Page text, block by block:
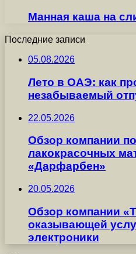
Манная каша на
Последние записи
05.08.2026
Лето в ОАЭ: как
незабываемый
22.05.2026
Обзор компании
лакокрасочных
«Дарфарбен»
20.05.2026
Обзор компании
оказывающей
электроники